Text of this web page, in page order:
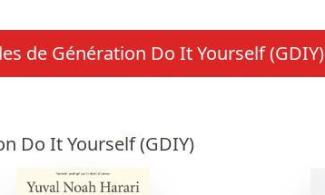
de Génération Do It Yourself (GDIY)
Do It Yourself (GDIY)